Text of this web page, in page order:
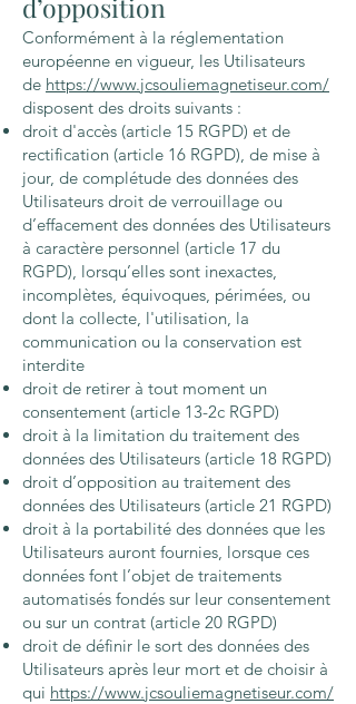
d’opposition
Conformément à la réglementation
européenne en vigueur, les Utilisateurs
de https://www.jcsouliemagnetiseur.com/
disposent des droits suivants :
droit d'accès (article 15 RGPD) et de
rectification (article 16 RGPD), de mise à
jour, de complétude des données des
Utilisateurs droit de verrouillage ou
d’effacement des données des Utilisateurs
à caractère personnel (article 17 du
RGPD), lorsqu’elles sont inexactes,
incomplètes, équivoques, périmées, ou
dont la collecte, l'utilisation, la
communication ou la conservation est
interdite
droit de retirer à tout moment un
consentement (article 13-2c RGPD)
droit à la limitation du traitement des
données des Utilisateurs (article 18 RGPD)
droit d’opposition au traitement des
données des Utilisateurs (article 21 RGPD)
droit à la portabilité des données que les
Utilisateurs auront fournies, lorsque ces
données font l’objet de traitements
automatisés fondés sur leur consentement
ou sur un contrat (article 20 RGPD)
droit de définir le sort des données des
Utilisateurs après leur mort et de choisir à
qui https://www.jcsouliemagnetiseur.com/